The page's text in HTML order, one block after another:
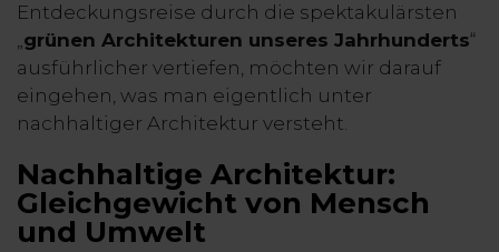
Entdeckungsreise durch die spektakulärsten
„grünen Architekturen unseres Jahrhunderts“
ausführlicher vertiefen, möchten wir darauf
eingehen, was man eigentlich unter
nachhaltiger Architektur versteht.
Nachhaltige Architektur:
Gleichgewicht von Mensch
und Umwelt